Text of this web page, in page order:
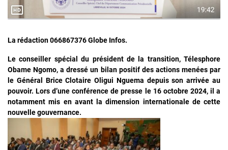
La rédaction 066867376 Globe Infos.
Le conseiller spécial du président de la transition, Télesphore
Obame Ngomo, a dressé un bilan positif des actions menées par
le Général Brice Clotaire Oligui Nguema depuis son arrivée au
pouvoir. Lors d’une conférence de presse le 16 octobre 2024, il a
notamment mis en avant la dimension internationale de cette
nouvelle gouvernance.